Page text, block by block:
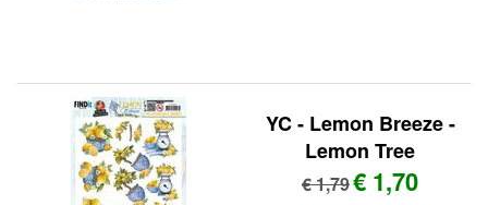
YC - Lemon Breeze -
Lemon Tree
€ 1,79€ 1,70